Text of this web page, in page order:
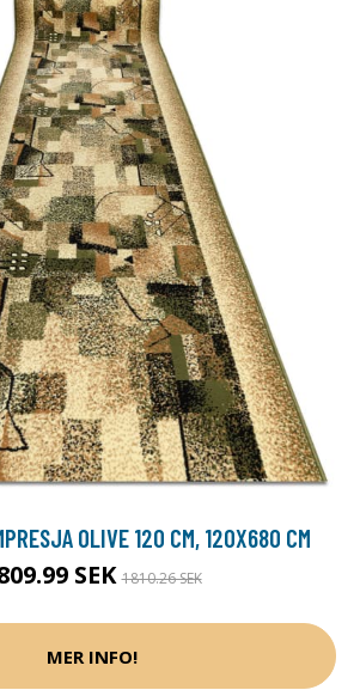
OLIVE 120 CM, 120X680 CM
SEK1810.26 SEK
MER INFO!